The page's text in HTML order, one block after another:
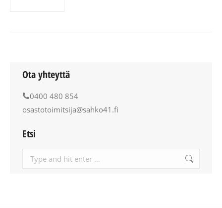
Ota yhteyttä
0400 480 854
osastotoimitsija@sahko41.fi
Etsi
Search: